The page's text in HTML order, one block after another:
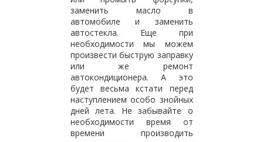
заменить масло в
автомобиле и заменить
автостекла. Еще при
необходимости мы можем
произвести быструю заправку
или же ремонт
автокондиционера. А это
будет весьма кстати перед
наступлением особо знойных
дней лета. Не забывайте о
необходимости время от
времени производить